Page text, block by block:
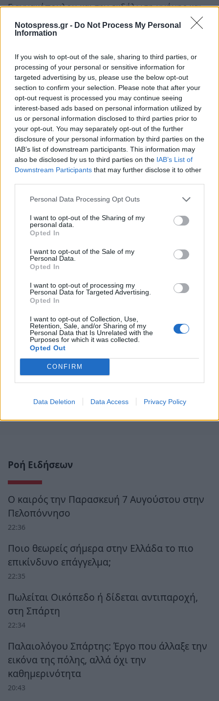
Notospress.gr - Do Not Process My Personal
Information
If you wish to opt-out of the sale, sharing to third parties, or
processing of your personal or sensitive information for
targeted advertising by us, please use the below opt-out
section to confirm your selection. Please note that after your
opt-out request is processed you may continue seeing
interest-based ads based on personal information utilized by
us or personal information disclosed to third parties prior to
your opt-out. You may separately opt-out of the further
disclosure of your personal information by third parties on the
IAB’s list of downstream participants. This information may
also be disclosed by us to third parties on the IAB’s List of
Downstream Participants that may further disclose it to other
Personal Data Processing Opt Outs
I want to opt-out of the Sharing of my
personal data.
Opted In
I want to opt-out of the Sale of my
Personal Data.
Opted In
I want to opt-out of processing my
Personal Data for Targeted Advertising.
Opted In
I want to opt-out of Collection, Use,
Retention, Sale, and/or Sharing of my
Personal Data that Is Unrelated with the
Purposes for which it was collected.
Opted Out
CONFIRM
Data Deletion Data Access Privacy Policy
Γιαννακόπουλου και την εκδήλωση μνήμης και
τιμής στη Σελλασία και μια συνέντευξη για την
Κρυμμένη Αυτοκτονικότητα στη Λακωνία.
media. Η εκπομπή που υπογράφει όσα
μεταδίδει.
Ροή Ειδήσεων
Ο καιρός την Παρασκευή 7 Αυγούστου στην
Πελοπόννησο
22:36
Ποιο θεωρείς σήμερα στην Ελλάδα το πιο
επικίνδυνο επάγγελμα;
22:35
Πωλείται Οικόπεδο ή δίδεται αντιπαροχή,
στη Σπάρτη
22:34
Παλαιολόγου Σπάρτης: Έργο που άλλαξε την
εικόνα της πόλης, αλλά όχι την
καθημερινότητα
20:43